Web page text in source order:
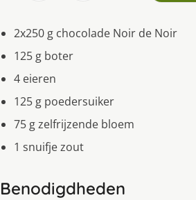
2x250 g chocolade Noir de Noir
125 g boter
4 eieren
125 g poedersuiker
75 g zelfrijzende bloem
1 snuifje zout
Benodigdheden